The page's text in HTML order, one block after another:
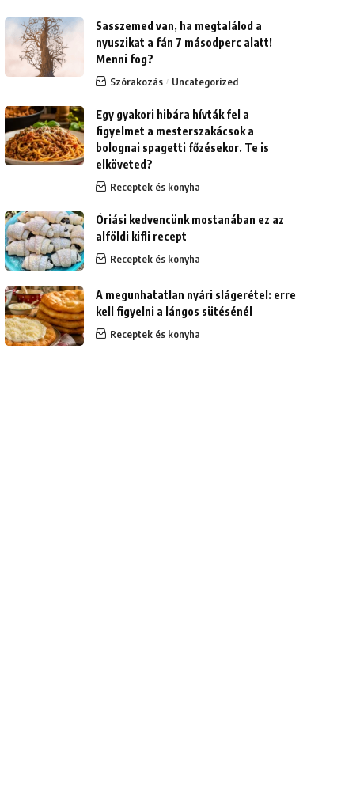
Sasszemed van, ha megtalálod a
nyuszikat a fán 7 másodperc alatt!
Menni fog?
Szórakozás Uncategorized
Egy gyakori hibára hívták fel a
figyelmet a mesterszakácsok a
bolognai spagetti főzésekor. Te is
elköveted?
Receptek és konyha
Óriási kedvencünk mostanában ez az
alföldi kifli recept
Receptek és konyha
A megunhatatlan nyári slágerétel: erre
kell figyelni a lángos sütésénél
Receptek és konyha